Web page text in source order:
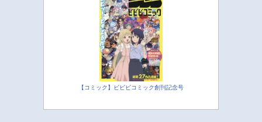
【コミック】ビビビコミック創刊記念号